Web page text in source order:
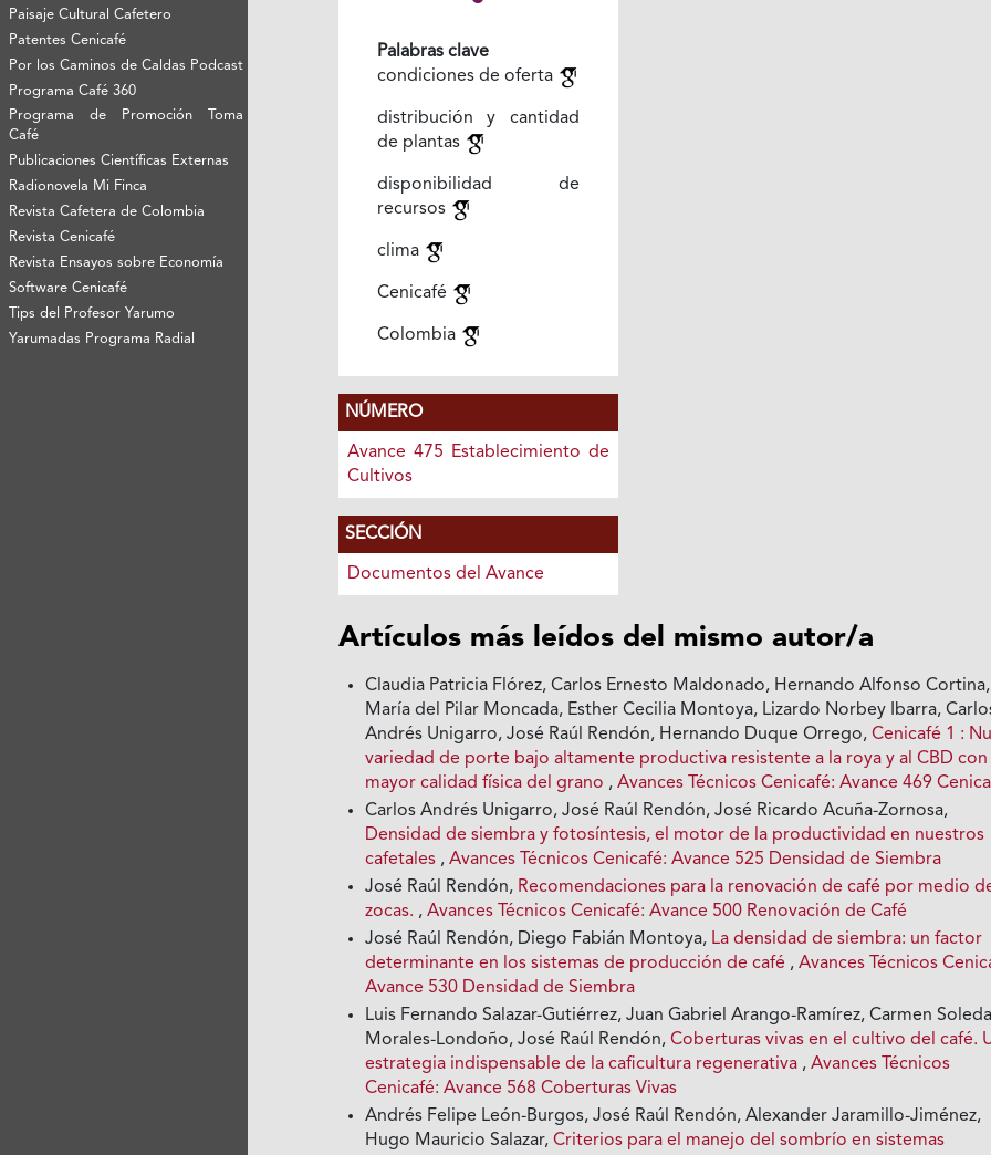
Paisaje Cultural Cafetero
Patentes Cenicafé
Por los Caminos de Caldas Podcast
Programa Café 360
Programa de Promoción Toma
Café
Publicaciones Científicas Externas
Radionovela Mi Finca
Revista Cafetera de Colombia
Revista Cenicafé
Revista Ensayos sobre Economía
Software Cenicafé
Tips del Profesor Yarumo
Yarumadas Programa Radial
Palabras clave
condiciones de oferta
distribución y cantidad
de plantas
disponibilidad de
recursos
clima
Cenicafé
Colombia
NÚMERO
Avance 475 Establecimiento de
Cultivos
SECCIÓN
Documentos del Avance
Artículos más leídos del mismo autor/a
Claudia Patricia Flórez, Carlos Ernesto Maldonado, Hernando Alfonso Cortina,
María del Pilar Moncada, Esther Cecilia Montoya, Lizardo Norbey Ibarra,
Andrés Unigarro, José Raúl Rendón, Hernando Duque Orrego,Cenicafé 1 :
variedad de porte bajo altamente productiva resistente a la roya y al CBD con
mayor calidad física del grano ,Avances Técnicos Cenicafé: Avance 469
Carlos Andrés Unigarro, José Raúl Rendón, José Ricardo Acuña-Zornosa,
Densidad de siembra y fotosíntesis, el motor de la productividad en nuestros
cafetales ,Avances Técnicos Cenicafé: Avance 525 Densidad de Siembra
José Raúl Rendón, Recomendaciones para la renovación de café por medio
zocas. ,Avances Técnicos Cenicafé: Avance 500 Renovación de Café
José Raúl Rendón, Diego Fabián Montoya, La densidad de siembra: un factor
determinante en los sistemas de producción de café ,Avances Técnicos
Avance 530 Densidad de Siembra
Luis Fernando Salazar-Gutiérrez, Juan Gabriel Arango-Ramírez, Carmen
Morales-Londoño, José Raúl Rendón,Coberturas vivas en el cultivo del café.
estrategia indispensable de la caficultura regenerativa ,Avances Técnicos
Cenicafé: Avance 568 Coberturas Vivas
Andrés Felipe León-Burgos, José Raúl Rendón, Alexander Jaramillo-Jiménez,
Hugo Mauricio Salazar,Criterios para el manejo del sombrío en sistemas